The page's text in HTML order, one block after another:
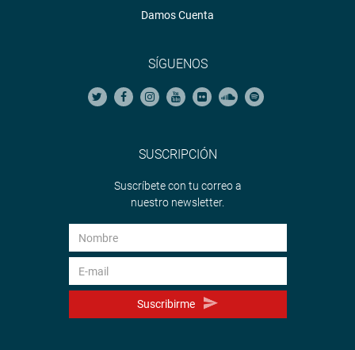
Damos Cuenta
SÍGUENOS
SUSCRIPCIÓN
Suscríbete con tu correo a
nuestro newsletter.
Suscribirme